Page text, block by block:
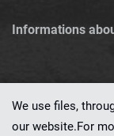
Informations
We use files,
our website.For